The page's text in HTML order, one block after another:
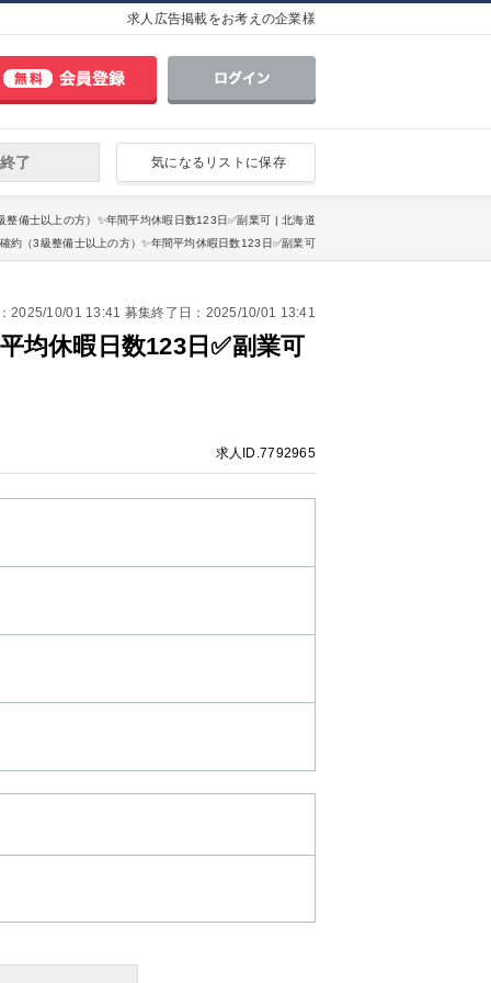
求人広告掲載をお考えの企業様
気になるリストに保存
了
備士以上の方）✨年間平均休暇日数123日✅副業可 | 北海道
約（3級整備士以上の方）✨年間平均休暇日数123日✅副業可
2025/10/01 13:41 募集終了日：2025/10/01 13:41
均休暇日数123日✅副業可
求人ID.7792965